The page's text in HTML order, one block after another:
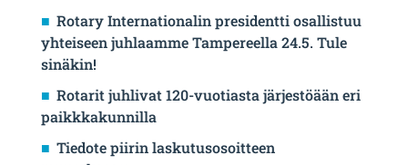
Rotary Internationalin presidentti osallistuu
yhteiseen juhlaamme Tampereella 24.5. Tule
sinäkin!
Rotarit juhlivat 120-vuotiasta järjestöään eri
paikkkakunnilla
Tiedote piirin laskutusosoitteen